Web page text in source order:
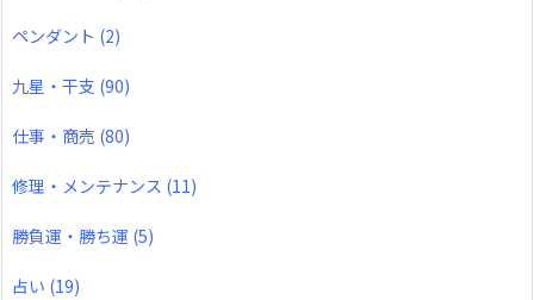
ペンダント (2)
九星・干支 (90)
仕事・商売 (80)
修理・メンテナンス (11)
勝負運・勝ち運 (5)
占い (19)